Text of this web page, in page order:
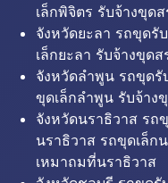
เล็กพิจิตร รับจ้างขุด
จังหวัดยะลา รถขุดรั
เล็กยะลา รับจ้างขุด
จังหวัดลำพูน รถขุดรั
ขุดเล็กลำพูน รับจ้าง
จังหวัดนราธิวาส รถ
นราธิวาส รถขุดเล็ก
เหมาถมที่นราธิวาส